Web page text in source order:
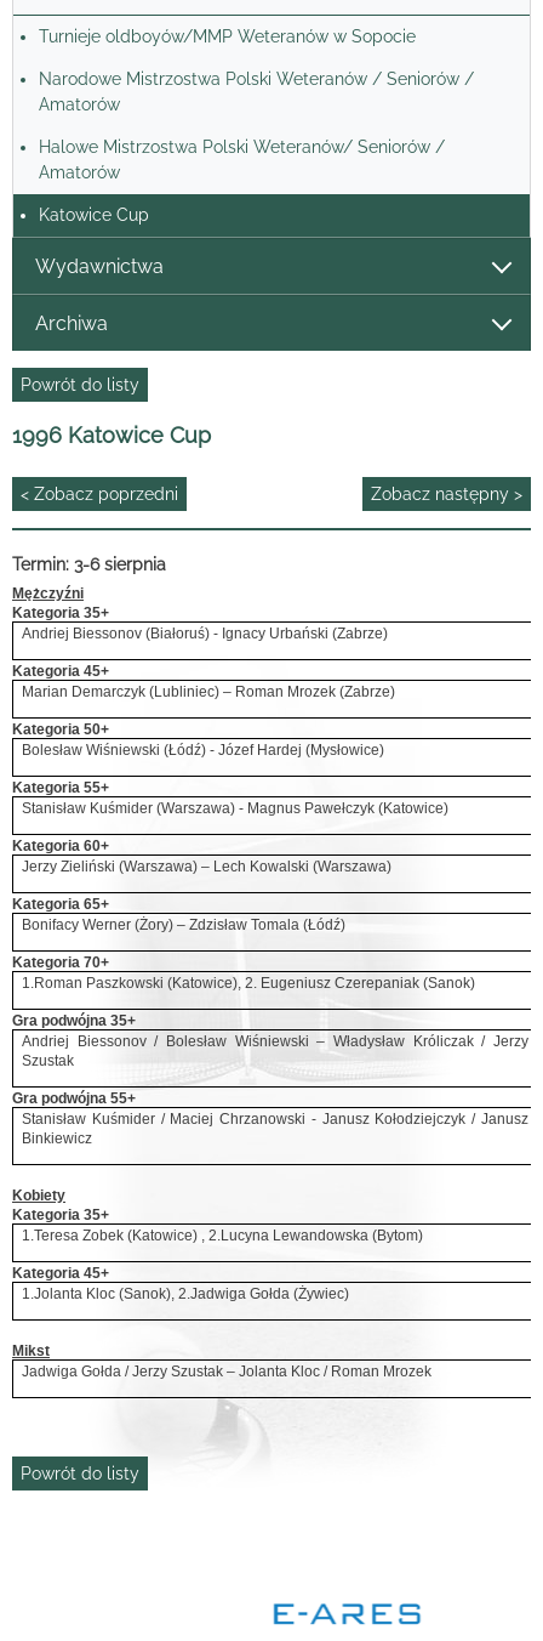
Turnieje oldboyów/MMP Weteranów w Sopocie
Narodowe Mistrzostwa Polski Weteranów / Seniorów /
Amatorów
Halowe Mistrzostwa Polski Weteranów/ Seniorów /
Amatorów
Katowice Cup
Wydawnictwa
Archiwa
Powrót do listy
1996 Katowice Cup
< Zobacz poprzedni Zobacz następny >
Termin: 3-6 sierpnia
Mężczyźni
Kategoria 35+
Andriej Biessonov (Białoruś) - Ignacy Urbański (Zabrze)
Kategoria 45+
Marian Demarczyk (Lubliniec) – Roman Mrozek (Zabrze)
Kategoria 50+
Bolesław Wiśniewski (Łódź) - Józef Hardej (Mysłowice)
Kategoria 55+
Stanisław Kuśmider (Warszawa) - Magnus Pawełczyk (Katowice)
Kategoria 60+
Jerzy Zieliński (Warszawa) – Lech Kowalski (Warszawa)
Kategoria 65+
Bonifacy Werner (Żory) – Zdzisław Tomala (Łódź)
Kategoria 70+
1.Roman Paszkowski (Katowice), 2. Eugeniusz Czerepaniak (Sanok)
Gra podwójna 35+
Andriej Biessonov / Bolesław Wiśniewski – Władysław Króliczak / Jerzy
Szustak
Gra podwójna 55+
Stanisław Kuśmider / Maciej Chrzanowski - Janusz Kołodziejczyk / Janusz
Binkiewicz
Kobiety
Kategoria 35+
1.Teresa Zobek (Katowice) , 2.Lucyna Lewandowska (Bytom)
Kategoria 45+
1.Jolanta Kloc (Sanok), 2.Jadwiga Gołda (Żywiec)
Mikst
Jadwiga Gołda / Jerzy Szustak – Jolanta Kloc / Roman Mrozek
Powrót do listy